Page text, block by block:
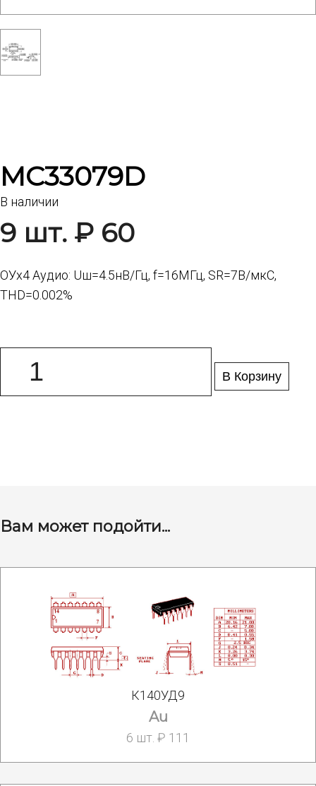
MC33079D
В наличии
9 шт. ₽ 60
ОУх4 Аудио: Uш=4.5нВ/Гц, f=16МГц, SR=7В/мкС,
THD=0.002%
В Корзину
Вам может подойти...
К140УД9
Au
6 шт. ₽ 111